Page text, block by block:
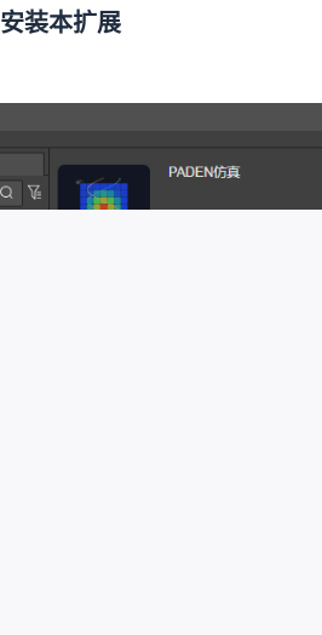
装本扩展